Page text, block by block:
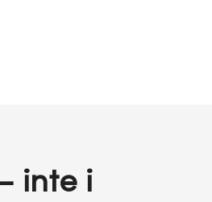
inte i